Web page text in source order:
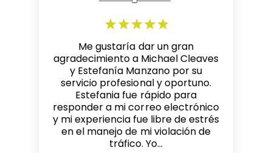
Me gustaría dar un gran
agradecimiento a Michael Cleaves
y Estefanía Manzano por su
servicio profesional y oportuno.
Estefania fue rápido para
responder a mi correo electrónico
y mi experiencia fue libre de estrés
en el manejo de mi violación de
tráfico. Yo...